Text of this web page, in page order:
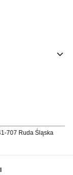
707 Ruda Śląska